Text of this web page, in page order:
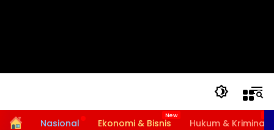
HomeNasional Ekonomi & Bisnis Hukum & Kriminal